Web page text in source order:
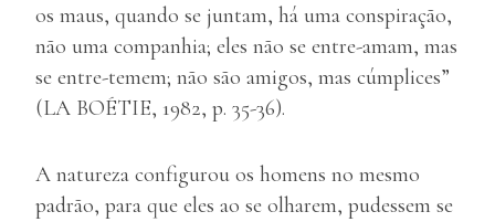
os maus, quando se juntam, há uma conspiração,
não uma companhia; eles não se entre-amam, mas
se entre-temem; não são amigos, mas cúmplices”
(LA BOÉTIE, 1982, p. 35-36).
A natureza configurou os homens no mesmo
padrão, para que eles ao se olharem, pudessem se